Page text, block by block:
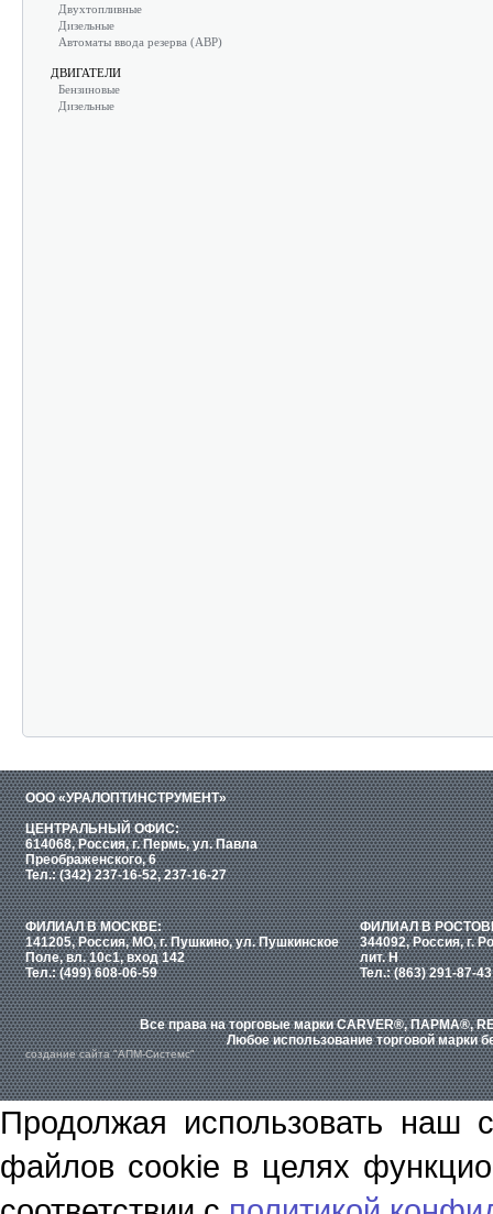
Двухтопливные
Дизельные
Автоматы ввода резерва (АВР)
ДВИГАТЕЛИ
Бензиновые
Дизельные
ООО «УРАЛОПТИНСТРУМЕНТ»
ЦЕНТРАЛЬНЫЙ ОФИС:
614068, Россия, г. Пермь, ул. Павла
Преображенского, 6
Тел.: (342) 237-16-52, 237-16-27
ФИЛИАЛ В МОСКВЕ:
141205, Россия, МО, г. Пушкино, ул. Пушкинское
Поле, вл. 10с1, вход 142
Тел.: (499) 608-06-59
ФИЛИАЛ В
344092, Россия, г.
лит. Н
Тел.: (863) 291-87-43
Все права на торговые марки CARVER®, ПАРМА®,
Любое использование торговой марки
создание сайта "АПМ-Системс"
Продолжая использовать наш
файлов cookie в целях